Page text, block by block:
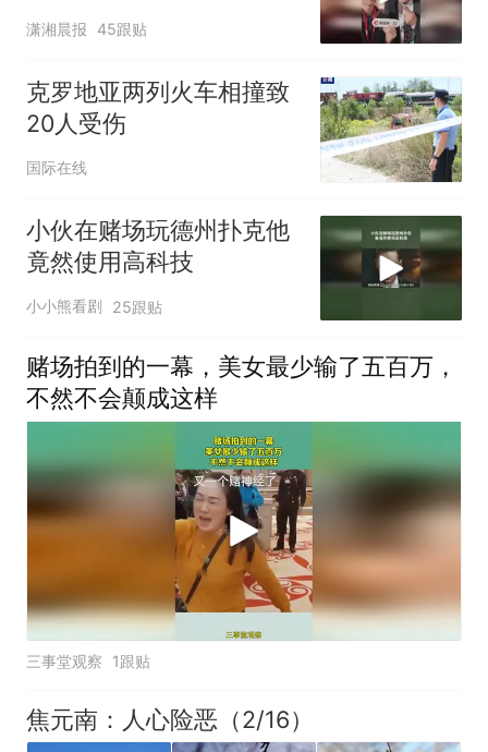
包，向中国粉丝问好
潇湘晨报 45跟贴
克罗地亚两列火车相撞致
20人受伤
国际在线
小伙在赌场玩德州扑克他
竟然使用高科技
小小熊看剧 25跟贴
赌场拍到的一幕，美女最少输了五百万，
不然不会颠成这样
三事堂观察 1跟贴
焦元南：人心险恶（2/16）